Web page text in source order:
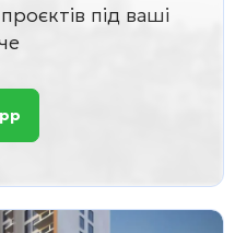
під ваші